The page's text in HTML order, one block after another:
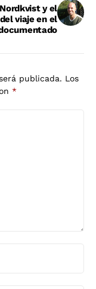
y el
viaje en el
publicada. Los
*